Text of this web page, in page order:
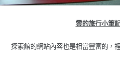
雲的旅行小筆
探索館的網站內容也是相當豐富的，